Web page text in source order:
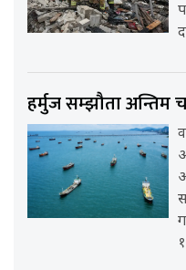
हर्मुज सम्झौता अन्तिम